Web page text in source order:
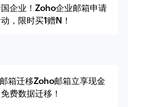
企业！Zoho企业邮箱申请
，限时买1赠N！
箱迁移Zoho邮箱立享现金
费数据迁移！